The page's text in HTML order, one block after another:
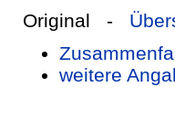
Original -
weitere